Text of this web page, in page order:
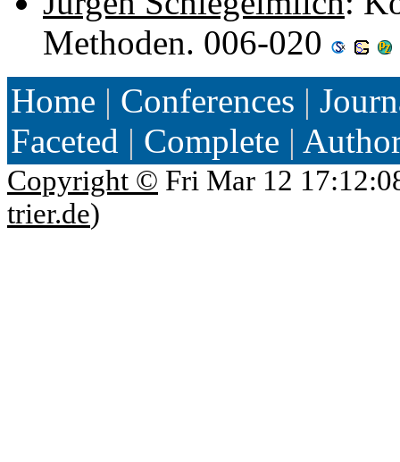
Methoden. 006-020
Home | Conferences |
Faceted | Complete |
Copyright © Fri Mar 12
trier.de)